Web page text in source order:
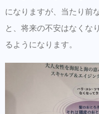
になりますが、当たり前
と、将来の不安はなくな
るようになります。